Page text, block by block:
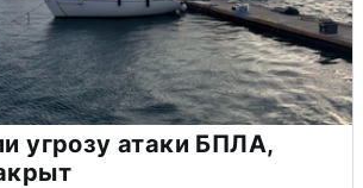
угрозу атаки БПЛА,